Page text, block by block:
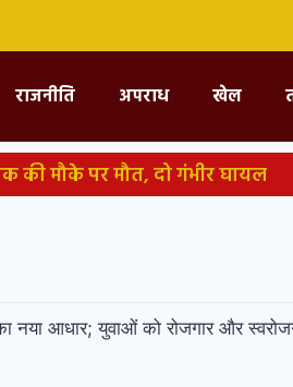
राजनीति अपराध खेल
की मौके पर मौत, दो गंभीर घायल
योजना की 30वीं किस्त
आधार; युवाओं को रोजगार और